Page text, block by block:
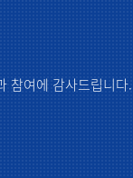
참여에 감사드립니다.